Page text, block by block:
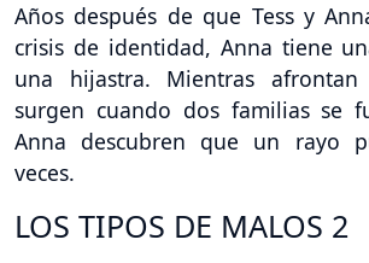
Años después de que Tess y
crisis de identidad, Anna tiene
una hijastra. Mientras
surgen cuando dos familias se
Anna descubren que un rayo
veces.
LOS TIPOS DE MALOS 2